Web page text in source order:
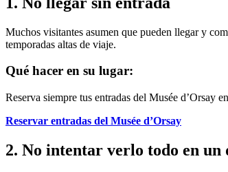
Muchos visitantes asumen que pueden llegar y
temporadas altas de viaje.
Qué hacer en su lugar:
Reserva siempre tus entradas del Musée d’Orsay
Reservar entradas del Musée d’Orsay
2. No intentar verlo todo en un